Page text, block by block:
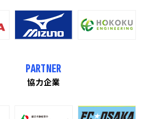
PARTNER
協力企業